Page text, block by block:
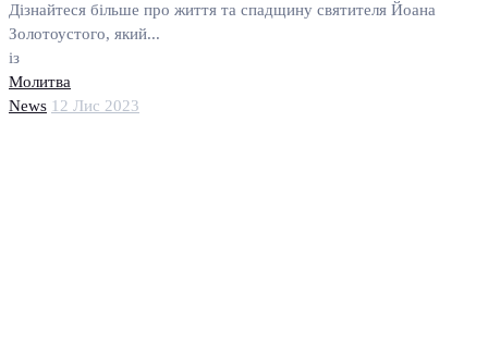
Дізнайтеся більше про життя та спадщину святителя Йоана
Золотоустого, який...
із
Молитва
News 12 Лис 2023